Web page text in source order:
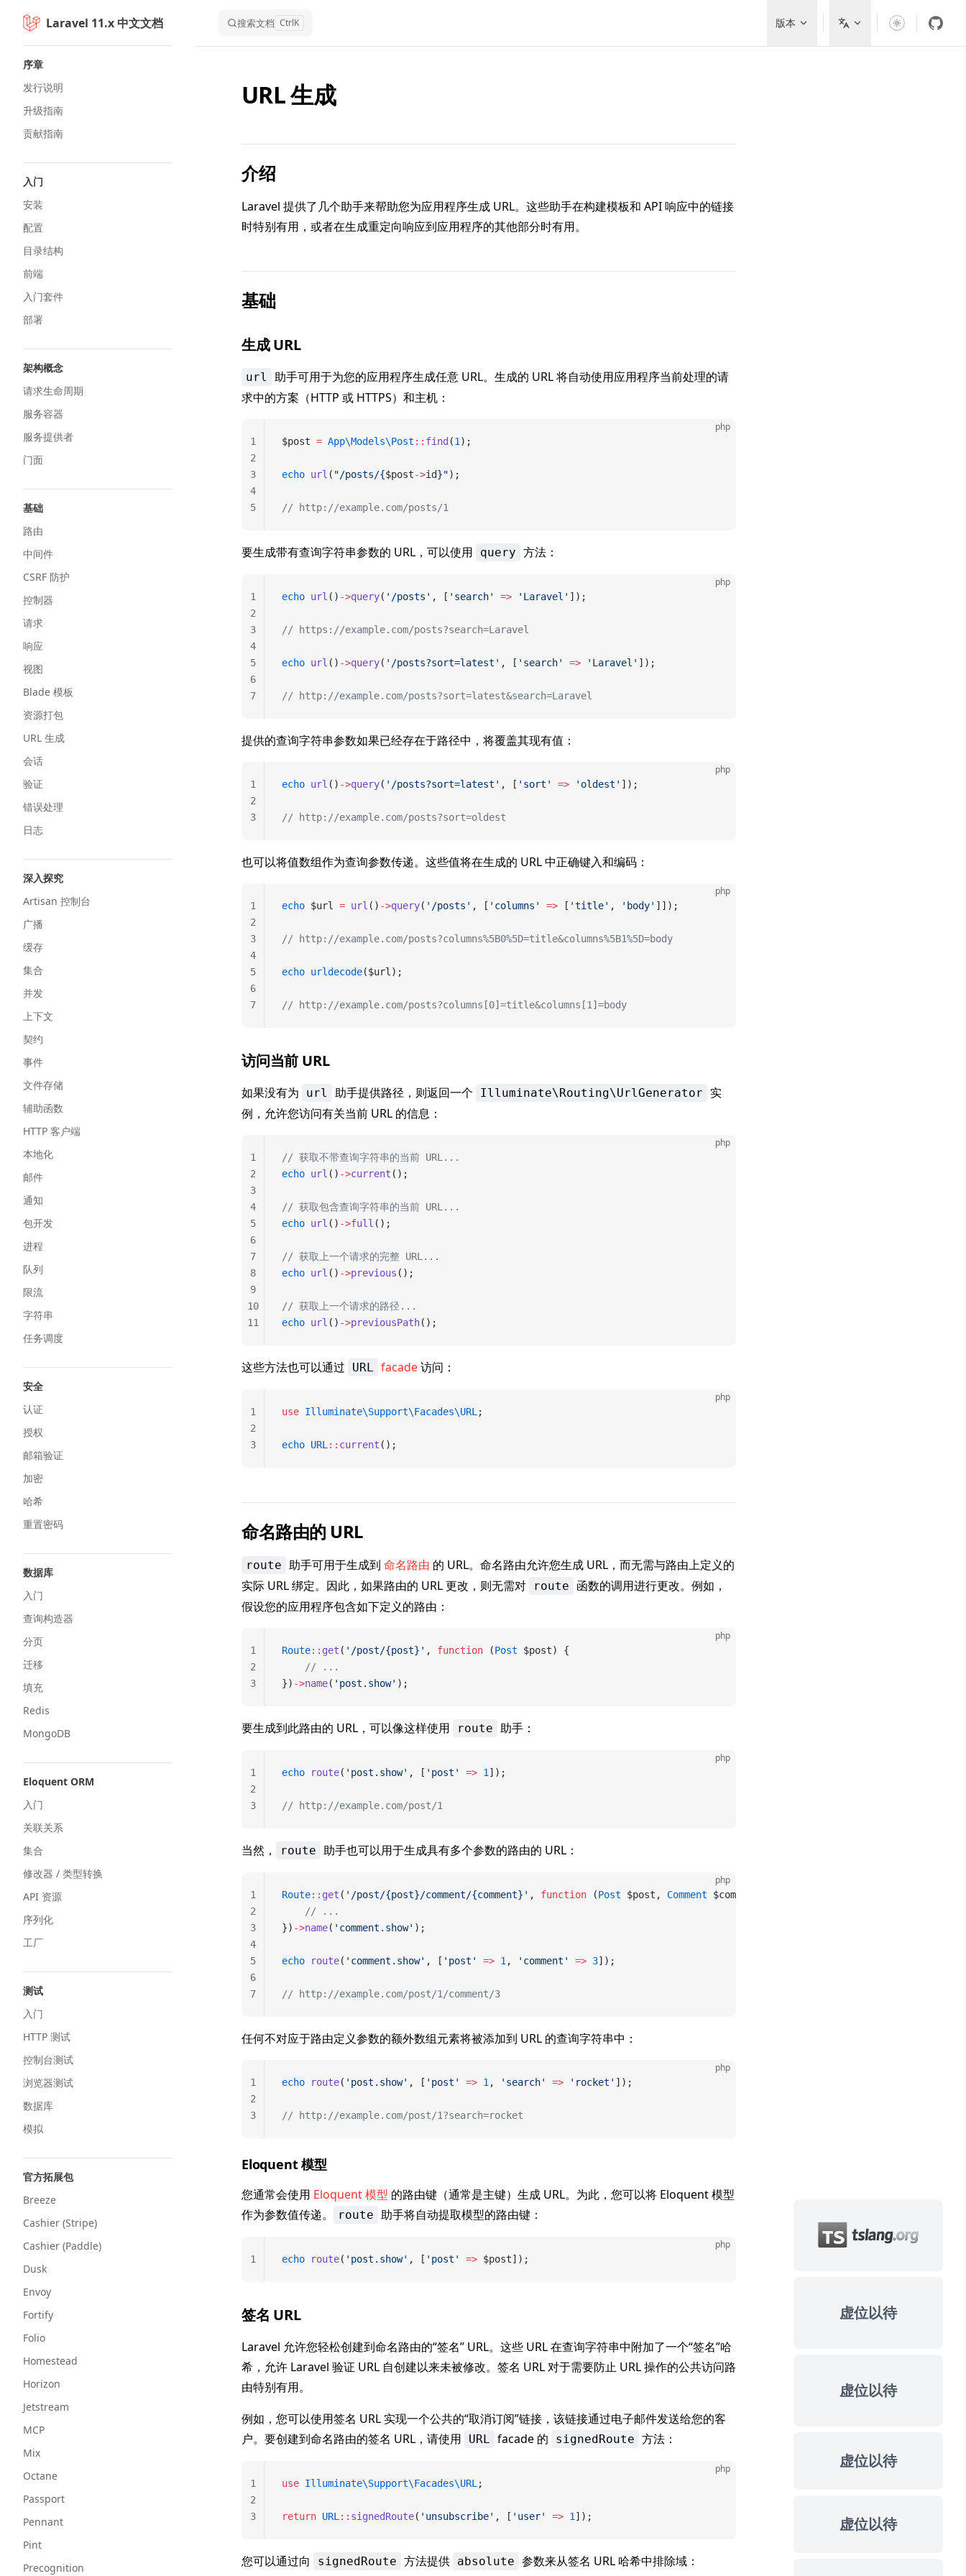
Skip to content
Laravel 11.x 中文文档 搜索文档 CtrlK 版本
序章
发行说明
升级指南
贡献指南
入门
安装
配置
目录结构
前端
入门套件
部署
架构概念
请求生命周期
服务容器
服务提供者
门面
基础
路由
中间件
CSRF 防护
控制器
请求
响应
视图
Blade 模板
资源打包
URL 生成
会话
验证
错误处理
日志
深入探究
Artisan 控制台
广播
缓存
集合
并发
上下文
契约
事件
文件存储
辅助函数
HTTP 客户端
本地化
邮件
通知
包开发
进程
队列
限流
字符串
任务调度
安全
认证
授权
邮箱验证
加密
哈希
重置密码
数据库
入门
查询构造器
分页
迁移
填充
Redis
MongoDB
Eloquent ORM
入门
关联关系
集合
修改器 / 类型转换
API 资源
序列化
工厂
测试
入门
HTTP 测试
控制台测试
浏览器测试
数据库
模拟
官方拓展包
Breeze
Cashier (Stripe)
Cashier (Paddle)
Dusk
Envoy
Fortify
Folio
Homestead
Horizon
Jetstream
MCP
Mix
Octane
Passport
Pennant
Pint
Precognition
虚位以待
虚位以待
虚位以待
虚位以待
URL 生成
介绍
Laravel 提供了几个助手来帮助您为应用程序生成 URL。这些助手在构建模板和 API 响应中的链接
时特别有用，或者在生成重定向响应到应用程序的其他部分时有用。
基础
生成 URL
url
助手可用于为您的应用程序生成任意 URL。生成的 URL 将自动使用应用程序当前处理的请
求中的方案（HTTP 或 HTTPS）和主机：
php
$post = App\Models\Post :: find (1 );
echo url ( "/posts/{$post->id}");
// http://example.com/posts/1
1
2
3
4
5
要生成带有查询字符串参数的 URL，可以使用 query 方法：
php
echo url () ->query( '/posts' , [ 'search' => 'Laravel' ]);
// https://example.com/posts?search=Laravel
echo url () ->query( '/posts?sort=latest' , [ 'search' => 'Laravel' ]);
// http://example.com/posts?sort=latest&search=Laravel
1
2
3
4
5
6
7
提供的查询字符串参数如果已经存在于路径中，将覆盖其现有值：
php
echo url () ->query( '/posts?sort=latest' , [ 'sort' => 'oldest' ]);
// http://example.com/posts?sort=oldest
1
2
3
也可以将值数组作为查询参数传递。这些值将在生成的 URL 中正确键入和编码：
php
echo $url = url () ->query( '/posts' , [ 'columns' => [ 'title' , 'body' ]]);
// http://example.com/posts?columns%5B0%5D=title&columns%5B1%5D=body
echo urldecode($url);
// http://example.com/posts?columns[0]=title&columns[1]=body
1
2
3
4
5
6
7
访问当前 URL
如果没有为 url 助手提供路径，则返回一个 Illuminate\Routing\UrlGenerator
实
例，允许您访问有关当前 URL 的信息：
php
// 获取不带查询字符串的当前 URL...
echo url () ->current ();
// 获取包含查询字符串的当前 URL...
echo url () ->full ();
// 获取上一个请求的完整 URL...
echo url () ->previous ();
// 获取上一个请求的路径...
echo url () ->previousPath();
1
2
3
4
5
6
7
8
9
10
11
这些方法也可以通过 URL facade访问：
php
use Illuminate\Support\Facades\URL ;
echo URL :: current ();
1
2
3
命名路由的 URL
route 助手可用于生成到 命名路由 的 URL。命名路由允许您生成 URL，而无需与路由上定义的
实际 URL 绑定。因此，如果路由的 URL 更改，则无需对
route
函数的调用进行更改。例如，
假设您的应用程序包含如下定义的路由：
php
Route:: get ( '/post/{post}' , function (Post $post) {
    // ...
}) ->name( 'post.show' );
1
2
3
要生成到此路由的 URL，可以像这样使用 route 助手：
php
echo route( 'post.show' , [ 'post' => 1 ]);
// http://example.com/post/1
1
2
3
当然， route 助手也可以用于生成具有多个参数的路由的 URL：
php
Route:: get ( '/post/{post}/comment/{comment}' , function (Post $post, Comment $comment) {
    // ...
}) ->name( 'comment.show' );
echo route( 'comment.show' , [ 'post' => 1 , 'comment' => 3]);
// http://example.com/post/1/comment/3
1
2
3
4
5
6
7
任何不对应于路由定义参数的额外数组元素将被添加到 URL 的查询字符串中：
php
echo route( 'post.show' , [ 'post' => 1 , 'search' => 'rocket' ]);
// http://example.com/post/1?search=rocket
1
2
3
Eloquent 模型
您通常会使用 Eloquent 模型 的路由键（通常是主键）生成 URL。为此，您可以将 Eloquent 模型
作为参数值传递。
route 助手将自动提取模型的路由键：
php
echo route( 'post.show' , [ 'post' => $post]);
1
签名 URL
Laravel 允许您轻松创建到命名路由的“签名” URL。这些 URL 在查询字符串中附加了一个“签名”哈
希，允许 Laravel 验证 URL 自创建以来未被修改。签名 URL 对于需要防止 URL 操作的公共访问路
由特别有用。
例如，您可以使用签名 URL 实现一个公共的“取消订阅”链接，该链接通过电子邮件发送给您的客
户。要创建到命名路由的签名 URL，请使用
URL facade 的 signedRoute 方法：
php
use Illuminate\Support\Facades\URL ;
return URL :: signedRoute( 'unsubscribe' , [ 'user' => 1 ]);
1
2
3
您可以通过向 signedRoute 方法提供 absolute 参数来从签名 URL 哈希中排除域：